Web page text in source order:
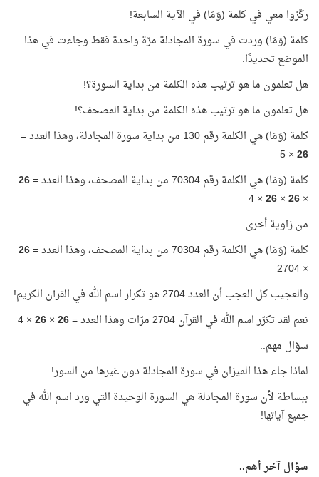
ركّزوا معي في كلمة (وَمَا) في الآية السابعة!
كلمة (وَمَا) وردت في سورة المجادلة مرّة واحدة فقط وجاءت في هذا
الموضع تحديدًا.
هل تعلمون ما هو ترتيب هذه الكلمة من بداية السورة؟!
هل تعلمون ما هو ترتيب هذه الكلمة من بداية المصحف؟!
كلمة (وَمَا) هي الكلمة رقم 130 من بداية سورة المجادلة، وهذا العدد =
26
× 5
كلمة (وَمَا) هي الكلمة رقم 70304 من بداية المصحف، وهذا العدد =
26
×
26
×
26
× 4
من زاوية أخرى..
كلمة (وَمَا) هي الكلمة رقم 70304 من بداية المصحف، وهذا العدد =
26
× 2704
والعجيب كل العجب أن العدد 2704 هو تكرار اسم الله في القرآن الكريم!
نعم لقد تكرّر اسم الله في القرآن 2704 مرّات وهذا العدد =
26
×
26
× 4
سؤال مهم..
لماذا جاء هذا الميزان في سورة المجادلة دون غيرها من السور!
ببساطة لأن سورة المجادلة هي السورة الوحيدة التي ورد اسم الله في
جميع آياتها!
سؤال آخر أهم..